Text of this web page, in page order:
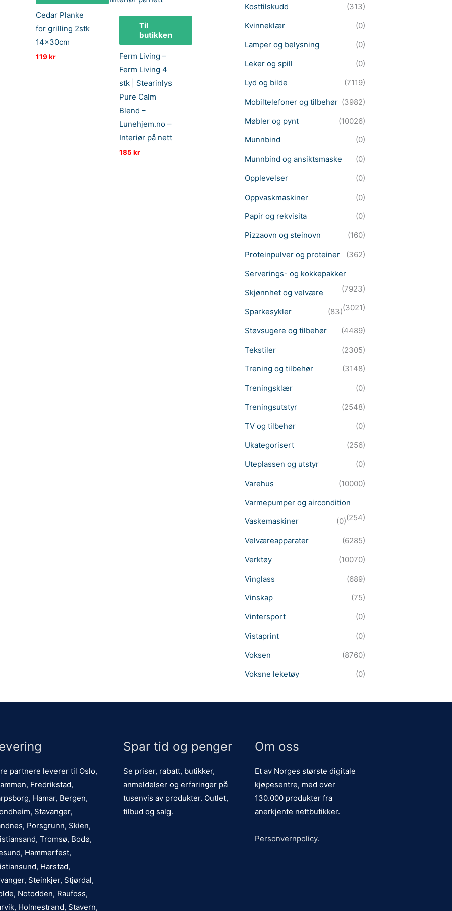
Cedar Planke
for grilling 2stk
14x30cm
119kr
Til
butikken
Ferm Living –
Ferm Living 4
stk | Stearinlys
Pure Calm
Blend –
Lunehjem.no –
Interiør på nett
185kr
Kosttilskudd
(313)
Kvinneklær
(0)
Lamper og belysning
(0)
Leker og spill
(0)
Lyd og bilde
(7119)
Mobiltelefoner og tilbehør (3982)
Møbler og pynt
(10026)
Munnbind
(0)
Munnbind og ansiktsmaske
(0)
Opplevelser
(0)
Oppvaskmaskiner
(0)
Papir og rekvisita
(0)
Pizzaovn og steinovn
(160)
Proteinpulver og proteiner
(362)
Serverings- og kokkepakker
(7923)
Skjønnhet og velvære
(3021)
Sparkesykler
(83)
Støvsugere og tilbehør
(4489)
Tekstiler
(2305)
Trening og tilbehør
(3148)
Treningsklær
(0)
Treningsutstyr
(2548)
TV og tilbehør
(0)
Ukategorisert
(256)
Uteplassen og utstyr
(0)
Varehus
(10000)
Varmepumper og aircondition
(254)
Vaskemaskiner
(0)
Velværeapparater
(6285)
Verktøy
(10070)
Vinglass
(689)
Vinskap
(75)
Vintersport
(0)
Vistaprint
(0)
Voksen
(8760)
Voksne leketøy
(0)
partnere leverer til Oslo,
Fredrikstad,
Hamar, Bergen,
Stavanger,
Porsgrunn, Skien,
Tromsø, Bodø,
Hammerfest,
Harstad,
Steinkjer, Stjørdal,
Notodden, Raufoss,
Holmestrand, Stavern,
Spar tid og penger
Se priser, rabatt, butikker,
anmeldelser og erfaringer på
tusenvis av produkter. Outlet,
tilbud og salg.
Om oss
Et av Norges største digitale
kjøpesentre, med over
130.000 produkter fra
anerkjente nettbutikker.
Personvernpolicy.